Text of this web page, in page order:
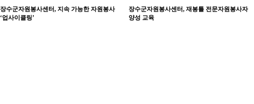
장수군자원봉사센터, 지속 가능한 자원봉사
‘업사이클링’
장수군자원봉사센터, 재봉틀 전문자원봉사자
양성 교육